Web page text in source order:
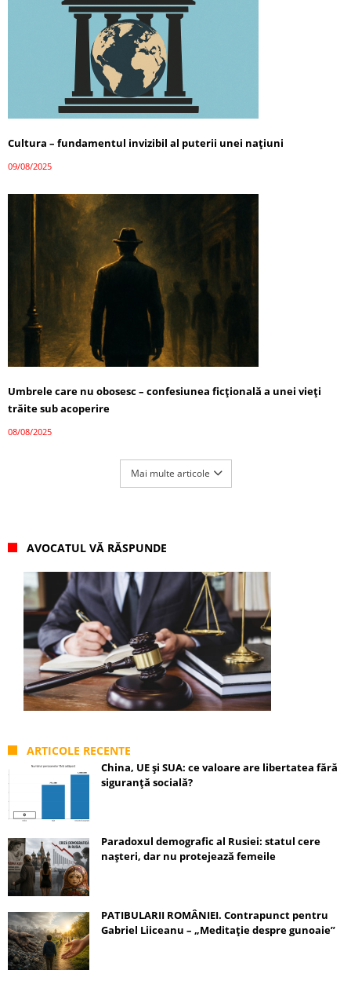
Cultura – fundamentul invizibil al puterii unei națiuni
09/08/2025
Umbrele care nu obosesc – confesiunea ficțională a unei vieți
trăite sub acoperire
08/08/2025
Mai multe articole
AVOCATUL VĂ RĂSPUNDE
ARTICOLE RECENTE
China, UE și SUA: ce valoare are libertatea fără
siguranță socială?
Paradoxul demografic al Rusiei: statul cere
nașteri, dar nu protejează femeile
PATIBULARII ROMÂNIEI. Contrapunct pentru
Gabriel Liiceanu – „Meditație despre gunoaie”